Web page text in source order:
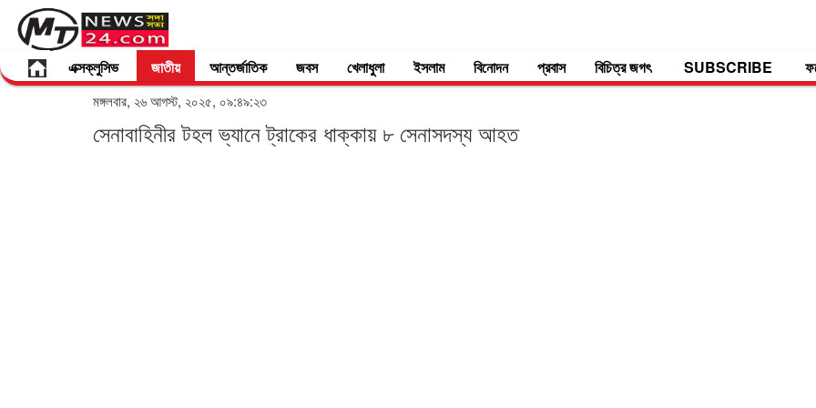
এক্সক্লুসিভ জাতীয় আন্তর্জাতিক জবস খেলাধুলা ইসলাম বিনোদন প্রবাস বিচিত্র জগৎ SUBSCRIBE
মঙ্গলবার, ২৬ আগস্ট, ২০২৫, ০৯:৪৯:২৩
সেনাবাহিনীর টহল ভ্যানে ট্রাকের ধাক্কায় ৮ সেনাসদস্য আহত